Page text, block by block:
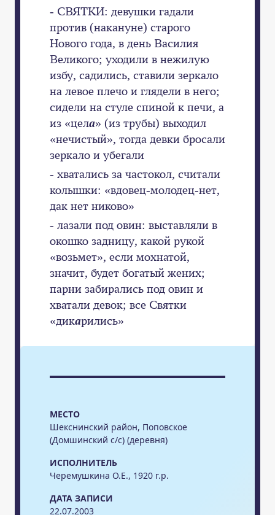
МЕСТО
Шекснинский район, Поповское
(Домшинский с/с) (деревня)
ИСПОЛНИТЕЛЬ
Черемушкина О.Е., 1920 г.р.
ДАТА ЗАПИСИ
22.07.2003
- СВЯТКИ: девушки гадали
против (накануне) старого
Нового года, в день Василия
Великого; уходили в нежилую
избу, садились, ставили зеркало
на левое плечо и глядели в него;
сидели на стуле спиной к печи, а
из «цела» (из трубы) выходил
«нечистый», тогда девки бросали
зеркало и убегали
- хватались за частокол, считали
колышки: «вдовец-молодец-нет,
дак нет никово»
- лазали под овин: выставляли в
окошко задницу, какой рукой
«возьмет», если мохнатой,
значит, будет богатый жених;
парни забирались под овин и
хватали девок; все Святки
«дикарились»